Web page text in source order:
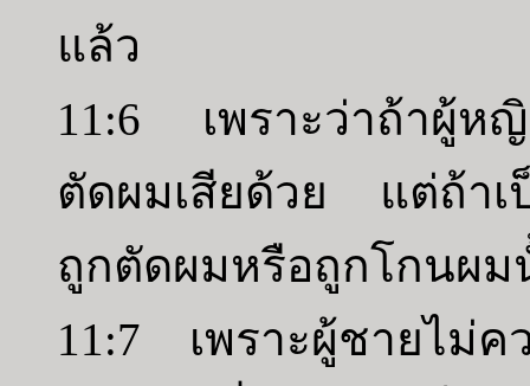
แล้ว
11:6 เพราะว่าถ้าผู้ห
ตัดผมเสียด้วย แต่ถ้าเ
ถูกตัดผมหรือถูกโกนผม
11:7 เพราะผู้ชายไม่